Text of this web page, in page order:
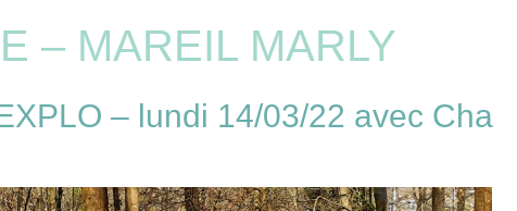
– MAREIL MARLY
– lundi 14/03/22 avec Cha